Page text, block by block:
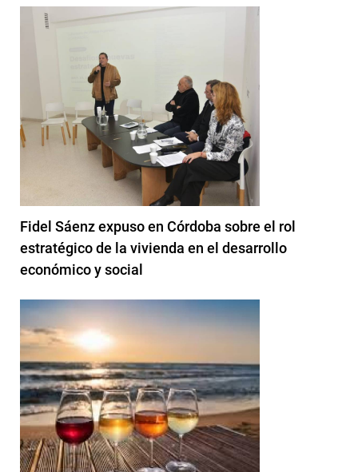
Fidel Sáenz expuso en Córdoba sobre el rol
estratégico de la vivienda en el desarrollo
económico y social